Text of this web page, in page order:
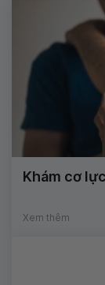
Khám cơ
Xem thêm